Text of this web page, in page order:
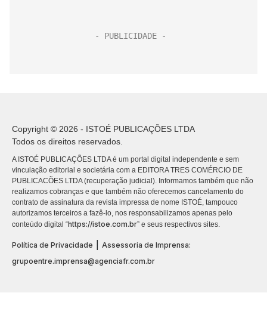
Copyright © 2026 - ISTOÉ PUBLICAÇÕES LTDA
Todos os direitos reservados.
A ISTOÉ PUBLICAÇÕES LTDA é um portal digital independente e sem
vinculação editorial e societária com a EDITORA TRES COMÉRCIO DE
PUBLICACÕES LTDA (recuperação judicial). Informamos também que não
realizamos cobranças e que também não oferecemos cancelamento do
contrato de assinatura da revista impressa de nome ISTOÉ, tampouco
autorizamos terceiros a fazê-lo, nos responsabilizamos apenas pelo
conteúdo digital “https://istoe.com.br” e seus respectivos sites.
Política de Privacidade
Assessoria de Imprensa:
grupoentre.imprensa@agenciafr.com.br